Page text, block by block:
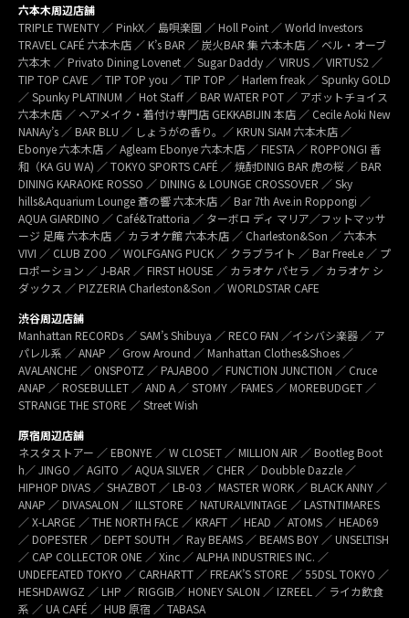
六本木周辺店舗
TRIPLE TWENTY ／ PinkX／ 島唄楽園 ／ Holl Point ／ World Investors
TRAVEL CAFÉ 六本木店 ／ K’s BAR ／ 炭火BAR 集 六本木店 ／ ベル・オーブ
六本木 ／ Privato Dining Lovenet ／ Sugar Daddy ／ VIRUS ／ VIRTUS2 ／
TIP TOP CAVE ／ TIP TOP you ／ TIP TOP ／ Harlem freak ／ Spunky GOLD
／ Spunky PLATINUM ／ Hot Staff ／ BAR WATER POT ／ アボットチョイス
六本木店 ／ ヘアメイク・着付け専門店 GEKKABIJIN 本店 ／ Cecile Aoki New
NANAy’s ／ BAR BLU ／ しょうがの香り。／ KRUN SIAM 六本木店 ／
Ebonye 六本木店 ／ Agleam Ebonye 六本木店 ／ FIESTA ／ ROPPONGI 香
和（KA GU WA) ／ TOKYO SPORTS CAFÉ ／ 焼酎DINIG BAR 虎の桜 ／ BAR
DINING KARAOKE ROSSO ／ DINING & LOUNGE CROSSOVER ／ Sky
hills&Aquarium Lounge 蒼の響 六本木店 ／ Bar 7th Ave.in Roppongi ／
AQUA GIARDINO ／ Café&Trattoria ／ ターボロ ディ マリア／フットマッサ
ージ 足庵 六本木店 ／ カラオケ館 六本木店 ／ Charleston&Son ／ 六本木
VIVI ／ CLUB ZOO ／ WOLFGANG PUCK ／ クラブライト ／ Bar FreeLe ／ プ
ロポーション ／ J-BAR ／ FIRST HOUSE ／ カラオケ パセラ ／ カラオケ シ
ダックス ／ PIZZERIA Charleston&Son ／ WORLDSTAR CAFE
渋谷周辺店舗
Manhattan RECORDs ／ SAM’s Shibuya ／ RECO FAN ／イシバシ楽器 ／ ア
パレル系 ／ ANAP ／ Grow Around ／ Manhattan Clothes&Shoes ／
AVALANCHE ／ ONSPOTZ ／ PAJABOO ／ FUNCTION JUNCTION ／ Cruce
ANAP ／ ROSEBULLET ／ AND A ／ STOMY ／FAMES ／ MOREBUDGET ／
STRANGE THE STORE ／ Street Wish
原宿周辺店舗
ネスタストアー ／ EBONYE ／ W CLOSET ／ MILLION AIR ／ Bootleg Boot
h／ JINGO ／ AGITO ／ AQUA SILVER ／ CHER ／ Doubble Dazzle ／
HIPHOP DIVAS ／ SHAZBOT ／ LB-03 ／ MASTER WORK ／ BLACK ANNY ／
ANAP ／ DIVASALON ／ ILLSTORE ／ NATURALVINTAGE ／ LASTNTIMARES
／ X-LARGE ／ THE NORTH FACE ／ KRAFT ／ HEAD ／ ATOMS ／ HEAD69
／ DOPESTER ／ DEPT SOUTH ／ Ray BEAMS ／ BEAMS BOY ／ UNSELTISH
／ CAP COLLECTOR ONE ／ Xinc ／ ALPHA INDUSTRIES INC. ／
UNDEFEATED TOKYO ／ CARHARTT ／ FREAK’S STORE ／ 55DSL TOKYO ／
HESHDAWGZ ／ LHP ／ RIGGIB／ HONEY SALON ／ IZREEL ／ ライカ飲食
系 ／ UA CAFÉ ／ HUB 原宿 ／ TABASA